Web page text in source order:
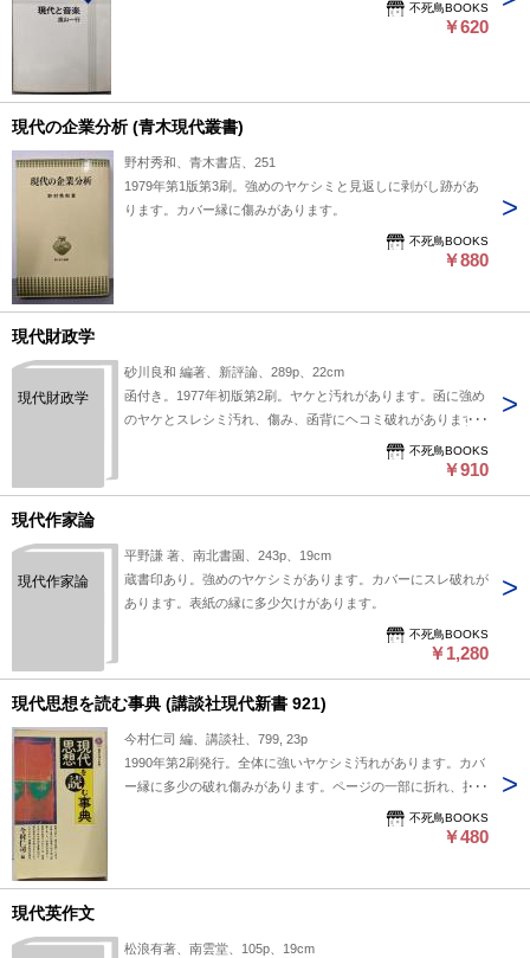
不死鳥BOOKS
￥620
現代の企業分析 (青木現代叢書)
野村秀和、青木書店、251
1979年第1版第3刷。強めのヤケシミと見返しに剥がし跡があ
ります。カバー縁に傷みがあります。
不死鳥BOOKS
￥880
現代財政学
現代財政学
砂川良和 編著、新評論、289p、22cm
函付き。1977年初版第2刷。ヤケと汚れがあります。函に強め
のヤケとスレシミ汚れ、傷み、函背にヘコミ破れがあります。
不死鳥BOOKS
￥910
現代作家論
現代作家論
平野謙 著、南北書園、243p、19cm
蔵書印あり。強めのヤケシミがあります。カバーにスレ破れが
あります。表紙の縁に多少欠けがあります。
不死鳥BOOKS
￥1,280
現代思想を読む事典 (講談社現代新書 921)
今村仁司 編、講談社、799, 23p
1990年第2刷発行。全体に強いヤケシミ汚れがあります。カバ
ー縁に多少の破れ傷みがあります。ページの一部に折れ、折れ
不死鳥BOOKS
￥480
現代英作文
松浪有著、南雲堂、105p、19cm